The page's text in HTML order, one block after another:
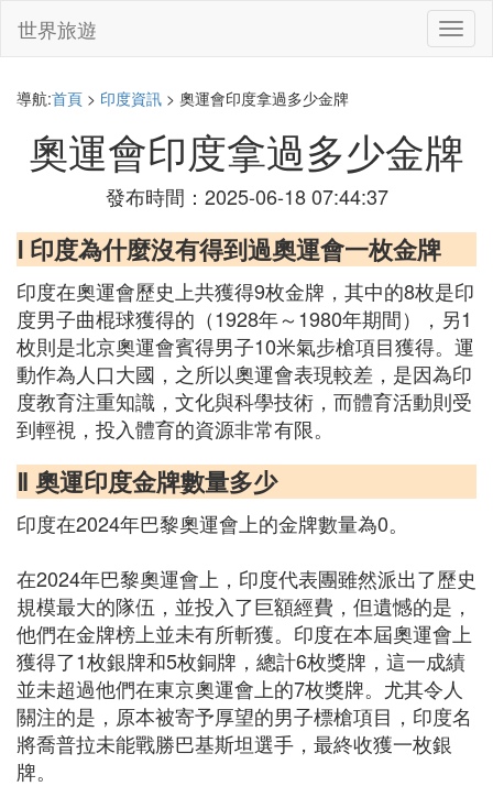
切
換
世界旅遊
導航:首頁 > 印度資訊 > 奧運會印度拿過多少金牌
奧運會印度拿過多少金牌
發布時間：2025-06-18 07:44:37
Ⅰ 印度為什麼沒有得到過奧運會一枚金牌
印度在奧運會歷史上共獲得9枚金牌，其中的8枚是印
度男子曲棍球獲得的（1928年～1980年期間），另1
枚則是北京奧運會賓得男子10米氣步槍項目獲得。運
動作為人口大國，之所以奧運會表現較差，是因為印
度教育注重知識，文化與科學技術，而體育活動則受
到輕視，投入體育的資源非常有限。
Ⅱ 奧運印度金牌數量多少
印度在2024年巴黎奧運會上的金牌數量為0。
在2024年巴黎奧運會上，印度代表團雖然派出了歷史
規模最大的隊伍，並投入了巨額經費，但遺憾的是，
他們在金牌榜上並未有所斬獲。印度在本屆奧運會上
獲得了1枚銀牌和5枚銅牌，總計6枚獎牌，這一成績
並未超過他們在東京奧運會上的7枚獎牌。尤其令人
關注的是，原本被寄予厚望的男子標槍項目，印度名
將喬普拉未能戰勝巴基斯坦選手，最終收獲一枚銀
牌。